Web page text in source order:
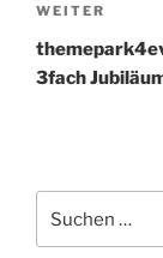
Nächster
Beitrag
WEITER
3fach
nach: